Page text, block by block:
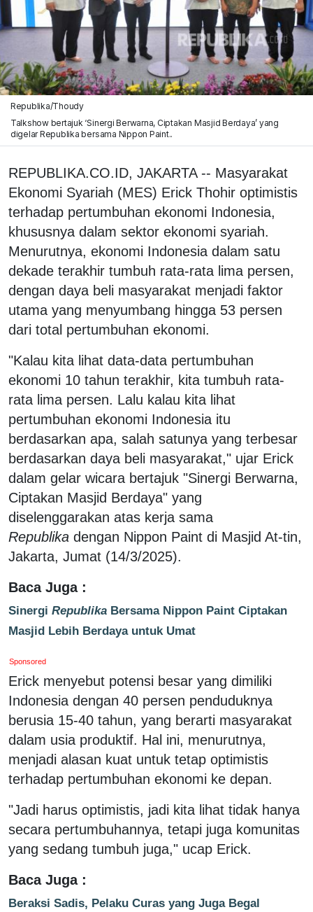
Republika/Thoudy
Talkshow bertajuk ‘Sinergi Berwarna, Ciptakan Masjid Berdaya’ yang
digelar Republika bersama Nippon Paint..
REPUBLIKA.CO.ID, JAKARTA -- Masyarakat
Ekonomi Syariah (MES) Erick Thohir optimistis
terhadap pertumbuhan ekonomi Indonesia,
khususnya dalam sektor ekonomi syariah.
Menurutnya, ekonomi Indonesia dalam satu
dekade terakhir tumbuh rata-rata lima persen,
dengan daya beli masyarakat menjadi faktor
utama yang menyumbang hingga 53 persen
dari total pertumbuhan ekonomi.
"Kalau kita lihat data-data pertumbuhan
ekonomi 10 tahun terakhir, kita tumbuh rata-
rata lima persen. Lalu kalau kita lihat
pertumbuhan ekonomi Indonesia itu
berdasarkan apa, salah satunya yang terbesar
berdasarkan daya beli masyarakat," ujar Erick
dalam gelar wicara bertajuk "Sinergi Berwarna,
Ciptakan Masjid Berdaya" yang
diselenggarakan atas kerja sama
Republika dengan Nippon Paint di Masjid At-tin,
Jakarta, Jumat (14/3/2025).
Baca Juga :
Sinergi Republika Bersama Nippon Paint Ciptakan
Masjid Lebih Berdaya untuk Umat
Sponsored
Erick menyebut potensi besar yang dimiliki
Indonesia dengan 40 persen penduduknya
berusia 15-40 tahun, yang berarti masyarakat
dalam usia produktif. Hal ini, menurutnya,
menjadi alasan kuat untuk tetap optimistis
terhadap pertumbuhan ekonomi ke depan.
"Jadi harus optimistis, jadi kita lihat tidak hanya
secara pertumbuhannya, tetapi juga komunitas
yang sedang tumbuh juga," ucap Erick.
Baca Juga :
Beraksi Sadis, Pelaku Curas yang Juga Begal